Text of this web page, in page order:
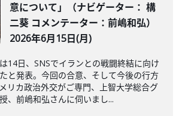
意について」（ナビゲーター： 構
二葵 コメンテーター：前嶋和弘）
2026年6月15日(月)
14日、SNSでイランとの戦闘終結に向け
と発表。今回の合意、そして今後の行方
リカ政治外交がご専門、上智大学総合グ
、前嶋和弘さんに伺いまし...